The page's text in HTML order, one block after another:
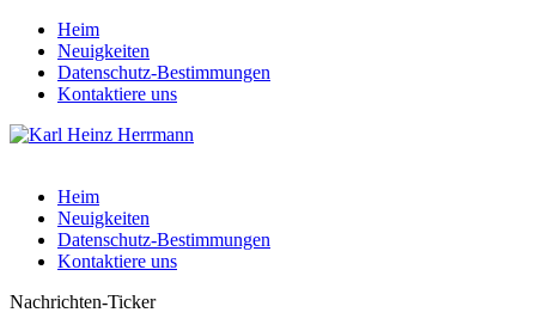
Heim
Neuigkeiten
Datenschutz-Bestimmungen
Kontaktiere uns
Heim
Neuigkeiten
Datenschutz-Bestimmungen
Kontaktiere uns
Nachrichten-Ticker